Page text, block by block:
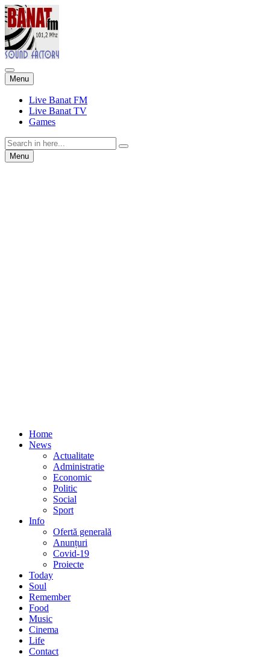
Menu Skip
to
content
Live Banat FM
Live Banat TV
Games
Search
for:Menu Skip
to
Home
News
Actualitate
Administratie
Economic
Politic
Social
Sport
Info
Ofertă generală
Anunțuri
Covid-19
Proiecte
Today
Soul
Remember
Food
Music
Cinema
Life
Contact